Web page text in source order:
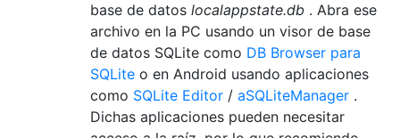
base de datos localappstate.db . Abra ese
archivo en la PC usando un visor de base
de datos SQLite como DB Browser para
SQLite o en Android usando aplicaciones
como SQLite Editor / aSQLiteManager .
Dichas aplicaciones pueden necesitar